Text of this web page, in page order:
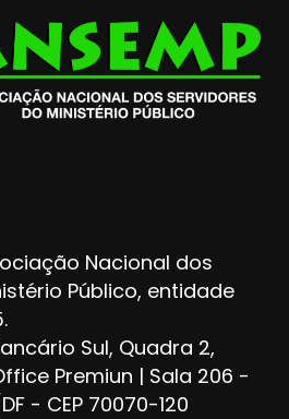
Nacional dos
Público, entidade
Sul, Quadra 2,
Premiun | Sala 206 -
- CEP 70070-120